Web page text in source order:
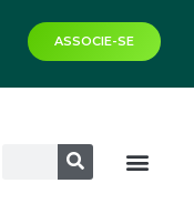
ASSOCIE-SE